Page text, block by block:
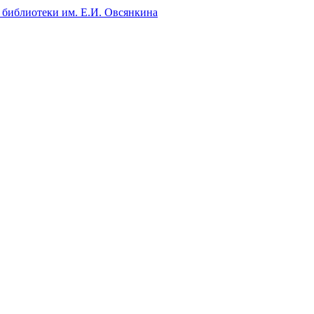
библиотеки им. Е.И. Овсянкина